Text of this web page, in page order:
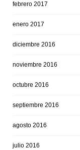
febrero 2017
enero 2017
diciembre 2016
noviembre 2016
octubre 2016
septiembre 2016
agosto 2016
julio 2016